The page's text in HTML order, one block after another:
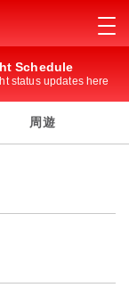
Schedule
status updates here
周遊